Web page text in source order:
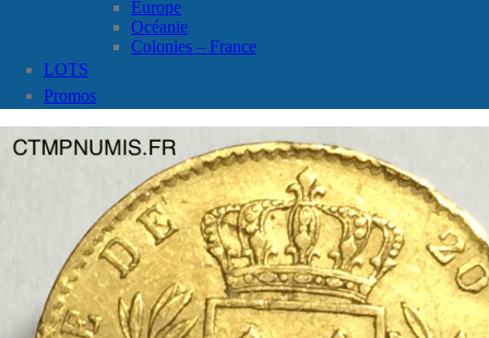
Europe
Océanie
Colonies – France
LOTS
Promos